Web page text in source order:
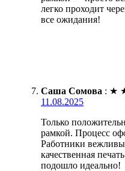
легко проходит
все ожидания!
Саша Сомова : ★
11.08.2025
Только
рамкой. Процесс
Работники
качественная
подошло идеально!